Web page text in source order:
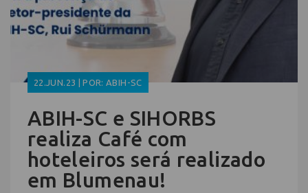
22.JUN.23 | POR: ABIH-SC
ABIH-SC e SIHORBS
realiza Café com
hoteleiros será realizado
em Blumenau!